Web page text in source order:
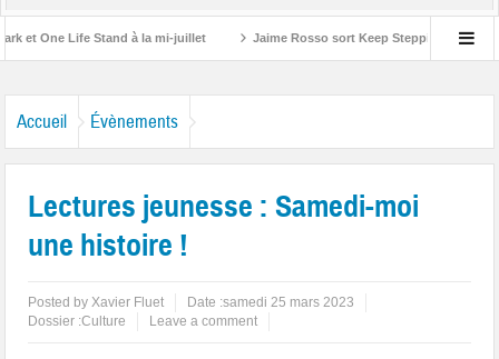
One Life Stand à la mi-juillet Jaime Rosso sort Keep Stepping, son nouvel
Accueil Évènements
Lectures jeunesse : Samedi-moi
une histoire !
Posted byXavier Fluet Date :samedi 25 mars 2023
Dossier :Culture Leave a comment